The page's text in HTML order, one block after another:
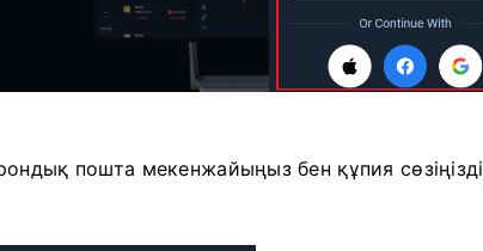
пошта мекенжайыңыз бен құпия сөзіңізді